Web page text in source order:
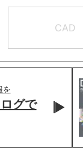
CAD
を
グで